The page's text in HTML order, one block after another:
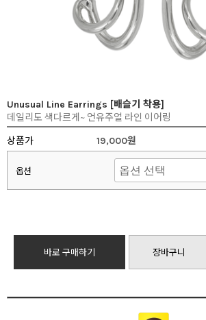
Unusual Line Earrings [배슬기 착용]
데일리도 색다르게~ 언유주얼 라인 이어링
상품가
19,000원
옵션
바로 구매하기 장바구니